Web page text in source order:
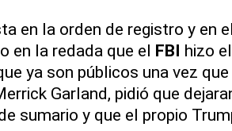
en la orden de registro y en
en la redada que el FBI hizo
ya son públicos una vez
Garland, pidió que
sumario y que el propio